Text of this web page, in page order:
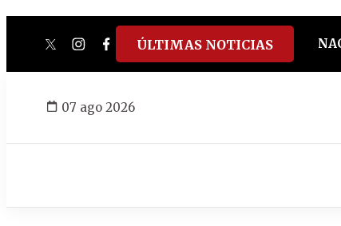
twitterinstagram
facebook
tiktokyoutube
spotify
ÚLTIMAS NOTICIAS
07 ago 2026